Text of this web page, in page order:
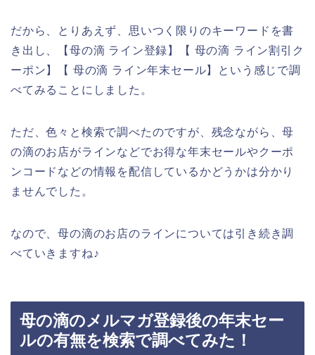
だから、とりあえず、思いつく限りのキーワードを書
き出し、【母の滴 ライン登録】【 母の滴 ライン割引ク
ーポン】【 母の滴 ライン年末セール】という感じで調
べてみることにしました。
ただ、色々と検索で調べたのですが、残念ながら、母
の滴のお店がラインなどでお得な年末セールやクーポ
ンコードなどの情報を配信しているかどうかは分かり
ませんでした。
なので、母の滴のお店のラインについては引き続き調
べていきますね♪
母の滴のメルマガ登録後の年末セー
ルの有無を検索で調べてみた！